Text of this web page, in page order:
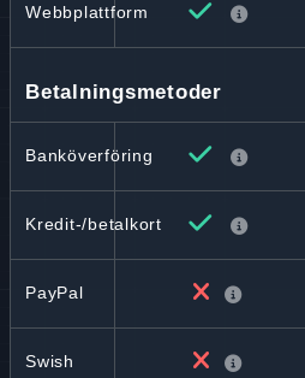
Webbplattform
Betalningsmetoder
Banköverföring
Kredit-/betalkort
PayPal
Swish